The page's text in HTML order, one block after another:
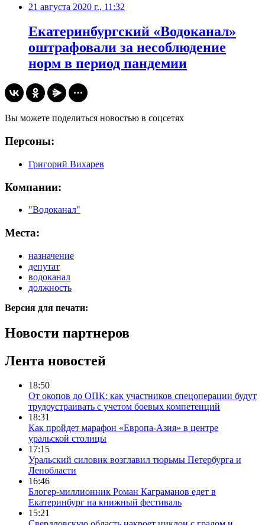
21 августа 2020 г., 11:32
Екатеринбургский «Водоканал»
оштрафовали за несоблюдение
норм в период пандемии
Вы можете поделиться новостью в соцсетях
Персоны:
Григорий Вихарев
Компании:
"Водоканал"
Места:
назначение
депутат
водоканал
должность
Версия для печати:
Новости партнеров
Лента новостей
18:50
От окопов до ОПК: как участников спецоперации будут
трудоустраивать с учетом боевых компетенций
18:31
Как пройдет марафон «Европа-Азия» в центре
уральской столицы
17:15
Уральский силовик возглавил тюрьмы Петербурга и
Ленобласти
16:46
Блогер-миллионник Роман Каграманов едет в
Екатеринбург на книжный фестиваль
15:21